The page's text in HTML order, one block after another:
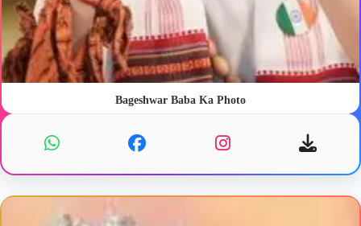
Bageshwar Baba Ka Photo